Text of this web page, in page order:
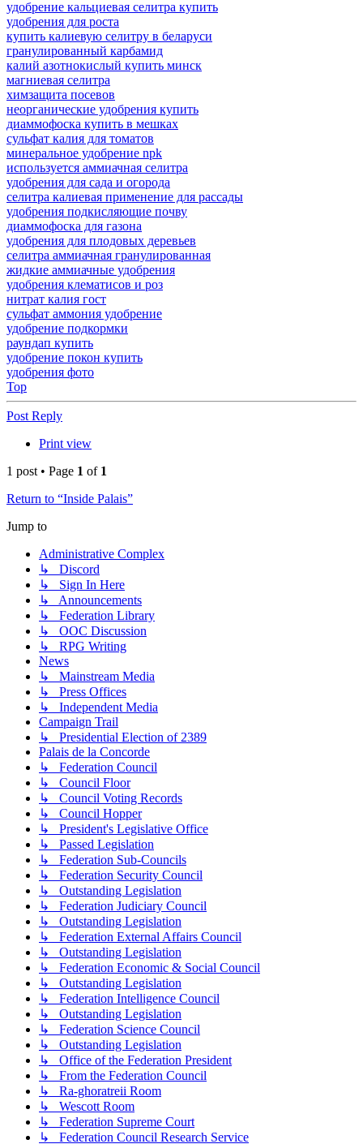
удобрение кальциевая селитра купить
удобрения для роста
купить калиевую селитру в беларуси
гранулированный карбамид
калий азотнокислый купить минск
магниевая селитра
химзащита посевов
неорганические удобрения купить
диаммофоска купить в мешках
сульфат калия для томатов
минеральное удобрение npk
используется аммиачная селитра
удобрения для сада и огорода
селитра калиевая применение для рассады
удобрения подкисляющие почву
диаммофоска для газона
удобрения для плодовых деревьев
селитра аммиачная гранулированная
жидкие аммиачные удобрения
удобрения клематисов и роз
нитрат калия гост
сульфат аммония удобрение
удобрение подкормки
раундап купить
удобрение покон купить
удобрения фото
Top
Post Reply
Print view
1 post • Page 1 of 1
Return to “Inside Palais”
Jump to
Administrative Complex
↳ Discord
↳ Sign In Here
↳ Announcements
↳ Federation Library
↳ OOC Discussion
↳ RPG Writing
News
↳ Mainstream Media
↳ Press Offices
↳ Independent Media
Campaign Trail
↳ Presidential Election of 2389
Palais de la Concorde
↳ Federation Council
↳ Council Floor
↳ Council Voting Records
↳ Council Hopper
↳ President's Legislative Office
↳ Passed Legislation
↳ Federation Sub-Councils
↳ Federation Security Council
↳ Outstanding Legislation
↳ Federation Judiciary Council
↳ Outstanding Legislation
↳ Federation External Affairs Council
↳ Outstanding Legislation
↳ Federation Economic & Social Council
↳ Outstanding Legislation
↳ Federation Intelligence Council
↳ Outstanding Legislation
↳ Federation Science Council
↳ Outstanding Legislation
↳ Office of the Federation President
↳ From the Federation Council
↳ Ra-ghoratreii Room
↳ Wescott Room
↳ Federation Supreme Court
↳ Federation Council Research Service